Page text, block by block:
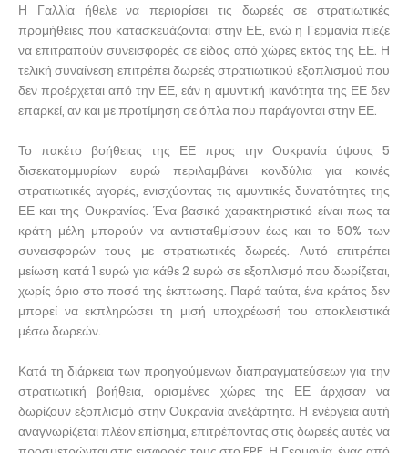
Η Γαλλία ήθελε να περιορίσει τις δωρεές σε στρατιωτικές
προμήθειες που κατασκευάζονται στην ΕΕ, ενώ η Γερμανία πίεζε
να επιτραπούν συνεισφορές σε είδος από χώρες εκτός της ΕΕ. Η
τελική συναίνεση επιτρέπει δωρεές στρατιωτικού εξοπλισμού που
δεν προέρχεται από την ΕΕ, εάν η αμυντική ικανότητα της ΕΕ δεν
επαρκεί, αν και με προτίμηση σε όπλα που παράγονται στην ΕΕ.
Το πακέτο βοήθειας της ΕΕ προς την Ουκρανία ύψους 5
δισεκατομμυρίων ευρώ περιλαμβάνει κονδύλια για κοινές
στρατιωτικές αγορές, ενισχύοντας τις αμυντικές δυνατότητες της
ΕΕ και της Ουκρανίας. Ένα βασικό χαρακτηριστικό είναι πως τα
κράτη μέλη μπορούν να αντισταθμίσουν έως και το 50% των
συνεισφορών τους με στρατιωτικές δωρεές. Αυτό επιτρέπει
μείωση κατά 1 ευρώ για κάθε 2 ευρώ σε εξοπλισμό που δωρίζεται,
χωρίς όριο στο ποσό της έκπτωσης. Παρά ταύτα, ένα κράτος δεν
μπορεί να εκπληρώσει τη μισή υποχρέωσή του αποκλειστικά
μέσω δωρεών.
Κατά τη διάρκεια των προηγούμενων διαπραγματεύσεων για την
στρατιωτική βοήθεια, ορισμένες χώρες της ΕΕ άρχισαν να
δωρίζουν εξοπλισμό στην Ουκρανία ανεξάρτητα. Η ενέργεια αυτή
αναγνωρίζεται πλέον επίσημα, επιτρέποντας στις δωρεές αυτές να